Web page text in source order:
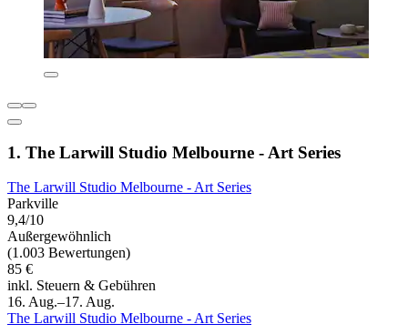
1. The Larwill Studio Melbourne - Art Series
The Larwill Studio Melbourne - Art Series
Parkville
9,4/10
Außergewöhnlich
(1.003 Bewertungen)
85 €
inkl. Steuern & Gebühren
16. Aug.–17. Aug.
The Larwill Studio Melbourne - Art Series